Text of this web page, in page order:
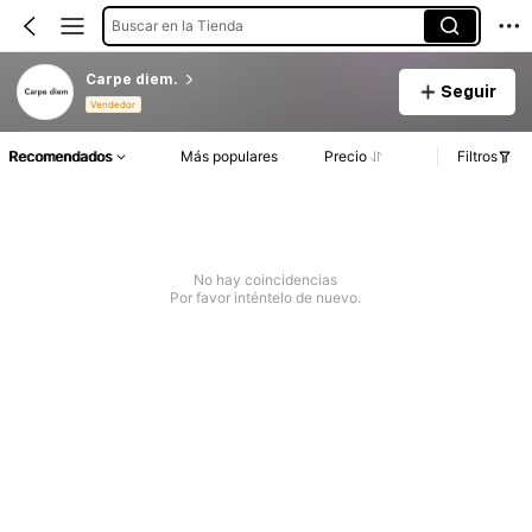
Buscar en la Tienda
Carpe diem.
Vendedor
Seguir
Recomendados Más populares Precio Filtros
No hay coincidencias
Por favor inténtelo de nuevo.